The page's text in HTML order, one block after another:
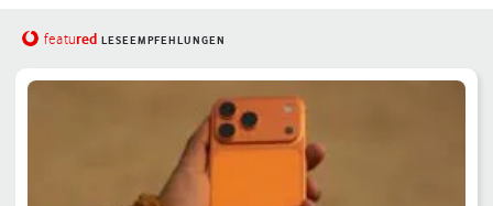
featured LESEEMPFEHLUNGEN